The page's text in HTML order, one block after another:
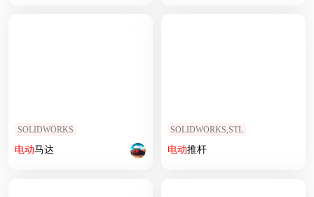
SOLIDWORKS
电动马达
SOLIDWORKS,STL
电动推杆